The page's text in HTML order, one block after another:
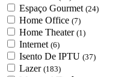
Espaço Gourmet (24)
Home Office (7)
Home Theater (1)
Internet (6)
Isento De IPTU (37)
Lazer (183)